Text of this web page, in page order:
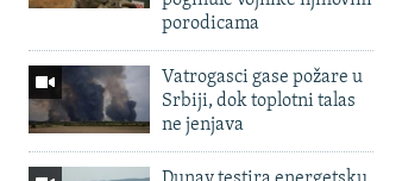
porodicama
Vatrogasci gase požare u
Srbiji, dok toplotni talas
ne jenjava